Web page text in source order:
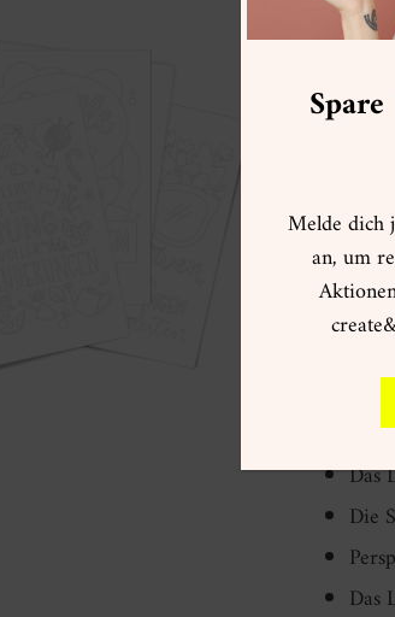
be
Das
Die
Das
Melde
an, um